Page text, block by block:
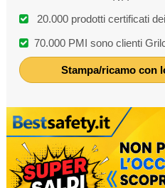
20.000 prodotti certificati
70.000 PMI sono clienti
Stampa/ricamo con